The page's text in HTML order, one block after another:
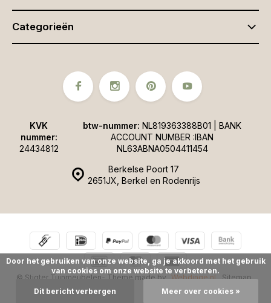
Categorieën
Berkelse Poort 17
2651JX, Berkel en Rodenrijs
KVK
nummer:
24434812
btw-nummer: NL819363388B01 | BANK
ACCOUNT NUMBER :IBAN
NL63ABNA0504411454
© Stigter Tuinmeubelen- Theme made by Webdinge.nl Sitemap
Door het gebruiken van onze website, ga je akkoord met het gebruik
van cookies om onze website te verbeteren.
Dit bericht verbergen Meer over cookies »